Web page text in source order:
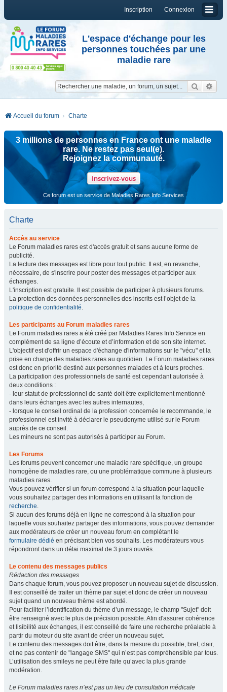
Connexion
Inscription
L'espace d'échange pour les
personnes touchées par une
maladie rare
Accueil du forum Charte
3 millions de personnes en France ont une maladie
rare. Ne restez pas seul(e).
Rejoignez la communauté.
Inscrivez-vous
Ce forum est un service de Maladies Rares Info Services
Charte
Accès au service
Le Forum maladies rares est d'accès gratuit et sans aucune forme de
publicité.
La lecture des messages est libre pour tout public. Il est, en revanche,
nécessaire, de s'inscrire pour poster des messages et participer aux
échanges.
L'inscription est gratuite. Il est possible de participer à plusieurs forums.
La protection des données personnelles des inscrits est l’objet de la
politique de confidentialité.
Les participants au Forum maladies rares
Le Forum maladies rares a été créé par Maladies Rares Info Service en
complément de sa ligne d’écoute et d’information et de son site internet.
L'objectif est d'offrir un espace d'échange d'informations sur le "vécu" et la
prise en charge des maladies rares au quotidien. Le Forum maladies rares
est donc en priorité destiné aux personnes malades et à leurs proches.
La participation des professionnels de santé est cependant autorisée à
deux conditions :
- leur statut de professionnel de santé doit être explicitement mentionné
dans leurs échanges avec les autres internautes,
- lorsque le conseil ordinal de la profession concernée le recommande, le
professionnel est invité à déclarer le pseudonyme utilisé sur le Forum
auprès de ce conseil.
Les mineurs ne sont pas autorisés à participer au Forum.
Les Forums
Les forums peuvent concerner une maladie rare spécifique, un groupe
homogène de maladies rare, ou une problématique commune à plusieurs
maladies rares.
Vous pouvez vérifier si un forum correspond à la situation pour laquelle
vous souhaitez partager des informations en utilisant la fonction de
recherche.
Si aucun des forums déjà en ligne ne correspond à la situation pour
laquelle vous souhaitez partager des informations, vous pouvez demander
aux modérateurs de créer un nouveau forum en complétant le
formulaire dédié en précisant bien vos souhaits. Les modérateurs vous
répondront dans un délai maximal de 3 jours ouvrés.
Le contenu des messages publics
Rédaction des messages
Dans chaque forum, vous pouvez proposer un nouveau sujet de discussion.
Il est conseillé de traiter un thème par sujet et donc de créer un nouveau
sujet quand un nouveau thème est abordé.
Pour faciliter l’identification du thème d’un message, le champ "Sujet" doit
être renseigné avec le plus de précision possible. Afin d'assurer cohérence
et lisibilité aux échanges, il est conseillé de faire une recherche préalable à
partir du moteur du site avant de créer un nouveau sujet.
Le contenu des messages doit être, dans la mesure du possible, bref, clair,
et ne pas contenir de "langage SMS" qui n’est pas compréhensible par tous.
L’utilisation des smileys ne peut être faite qu’avec la plus grande
modération.
Le Forum maladies rares n’est pas un lieu de consultation médicale